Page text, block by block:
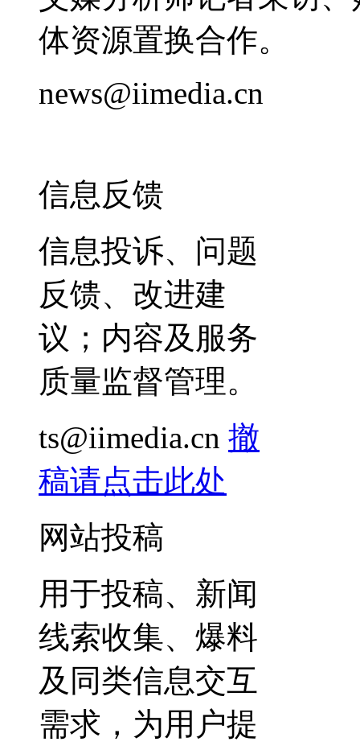
体资源置换合作。
news@iimedia.cn
信息反馈
信息投诉、问题
反馈、改进建
议；内容及服务
质量监督管理。
ts@iimedia.cn 撤
稿请点击此处
网站投稿
用于投稿、新闻
线索收集、爆料
及同类信息交互
需求，为用户提